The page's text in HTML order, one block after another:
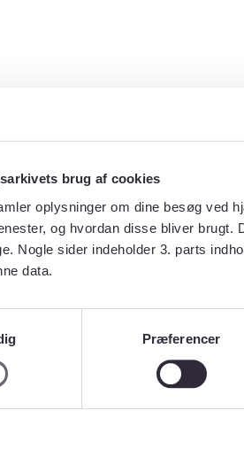
brug af cookies
oplysninger om dine besøg ved
og hvordan disse bliver
Nogle sider indeholder 3. parts
data.
Præferencer